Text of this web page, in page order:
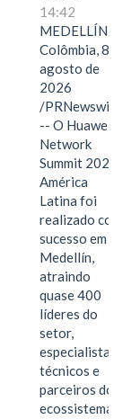
14:42
MEDELLÍN,
Colômbia, 8 de
agosto de
2026
/PRNewswire/
-- O Huawei
Network
Summit 2026
América
Latina foi
realizado com
sucesso em
Medellín,
atraindo
quase 400
líderes do
setor,
especialistas
técnicos e
parceiros do
ecossistema.…